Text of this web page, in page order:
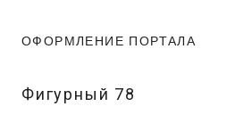
ОФОРМЛЕНИЕ ПОРТАЛА
Фигурный 78